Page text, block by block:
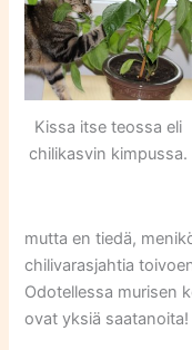
Kissa itse teossa eli
chilikasvin kimpussa.
mutta en tiedä,
chilivarasjahtia
Odotellessa murisen
ovat yksiä saatanoita!